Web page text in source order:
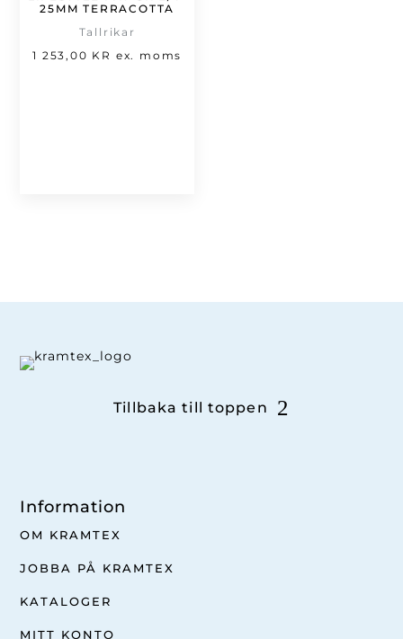
25MM TERRACOTTA
Tallrikar
1 253,00 KR ex. moms
Tillbaka till toppen
Information
OM KRAMTEX
JOBBA PÅ KRAMTEX
KATALOGER
MITT KONTO